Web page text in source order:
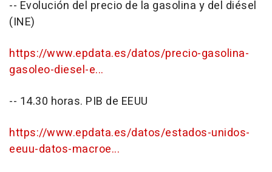
-- Evolución del precio de la gasolina y del diésel
(INE)
https://www.epdata.es/datos/precio-gasolina-
gasoleo-diesel-e...
-- 14.30 horas. PIB de EEUU
https://www.epdata.es/datos/estados-unidos-
eeuu-datos-macroe...